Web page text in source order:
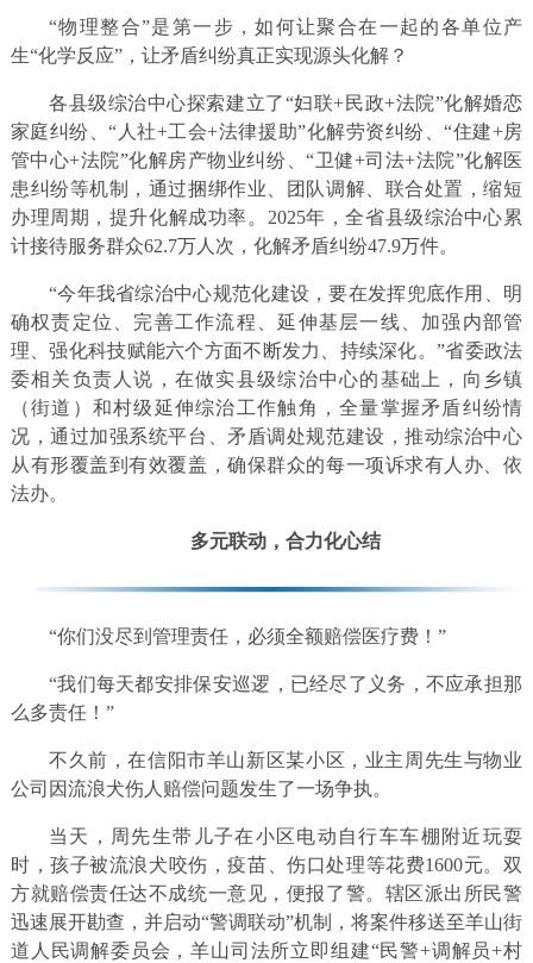
“物理整合”是第一步，如何让聚合在一起的各单位产
生“化学反应”，让矛盾纠纷真正实现源头化解？
各县级综治中心探索建立了“妇联+民政+法院”化解婚恋
家庭纠纷、“人社+工会+法律援助”化解劳资纠纷、“住建+房
管中心+法院”化解房产物业纠纷、“卫健+司法+法院”化解医
患纠纷等机制，通过捆绑作业、团队调解、联合处置，缩短
办理周期，提升化解成功率。2025年，全省县级综治中心累
计接待服务群众62.7万人次，化解矛盾纠纷47.9万件。
“今年我省综治中心规范化建设，要在发挥兜底作用、明
确权责定位、完善工作流程、延伸基层一线、加强内部管
理、强化科技赋能六个方面不断发力、持续深化。”省委政法
委相关负责人说，在做实县级综治中心的基础上，向乡镇
（街道）和村级延伸综治工作触角，全量掌握矛盾纠纷情
况，通过加强系统平台、矛盾调处规范建设，推动综治中心
从有形覆盖到有效覆盖，确保群众的每一项诉求有人办、依
法办。
多元联动，合力化心结
“你们没尽到管理责任，必须全额赔偿医疗费！”
“我们每天都安排保安巡逻，已经尽了义务，不应承担那
么多责任！”
不久前，在信阳市羊山新区某小区，业主周先生与物业
公司因流浪犬伤人赔偿问题发生了一场争执。
当天，周先生带儿子在小区电动自行车车棚附近玩耍
时，孩子被流浪犬咬伤，疫苗、伤口处理等花费1600元。双
方就赔偿责任达不成统一意见，便报了警。辖区派出所民警
迅速展开勘查，并启动“警调联动”机制，将案件移送至羊山街
道人民调解委员会，羊山司法所立即组建“民警+调解员+村